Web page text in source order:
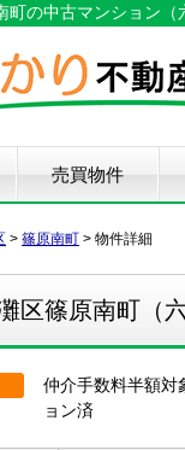
町の中古マンション
売買物件
新築戸建て
中古戸建て
マンション
土地
> 篠原南町 > 物件詳細
区篠原南町（
仲介手数料半額
ョン済